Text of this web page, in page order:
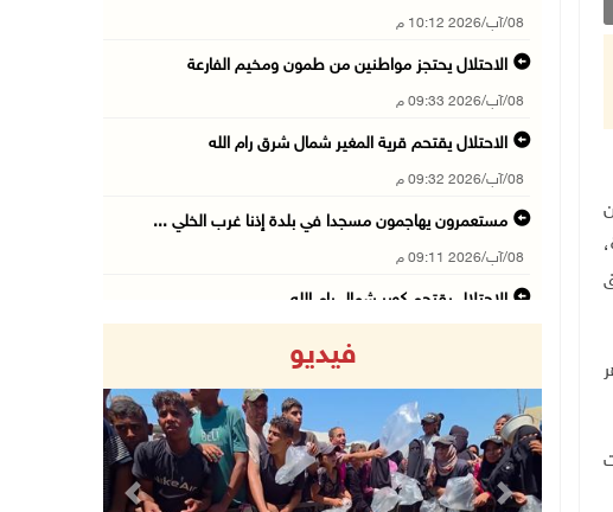
08/آب/2026 10:12 م
الاحتلال يحتجز مواطنين من طمون ومخيم الفارعة
08/آب/2026 09:33 م
الاحتلال يقتحم قرية المغير شمال شرق رام الله
08/آب/2026 09:32 م
مستعمرون يهاجمون مسجدا في بلدة إذنا غرب الخلي ...
08/آب/2026 09:11 م
الاحتلال يقتحم كوبر شمال رام الله
08/آب/2026 08:23 م
الاحتلال ينصب حواجز طيارة في محيط مخيم طولكرم ...
08/آب/2026 07:56 م
فيديو
Previous Next